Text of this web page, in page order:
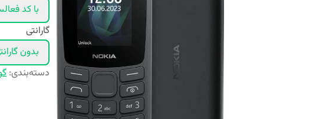
با کد
گارانتی
بدون
دسته‌بندی: